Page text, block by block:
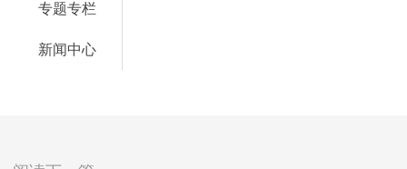
专题专栏
新闻中心